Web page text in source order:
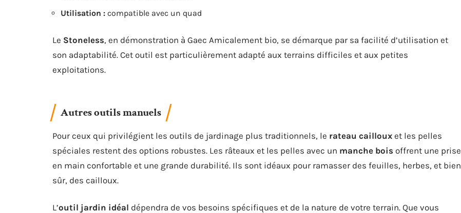
Utilisation : compatible avec un quad
Le Stoneless, en démonstration à Gaec Amicalement bio, se démarque par sa facilité d’utilisation et
son adaptabilité. Cet outil est particulièrement adapté aux terrains difficiles et aux petites
exploitations.
Autres outils manuels
Pour ceux qui privilégient les outils de jardinage plus traditionnels, le rateau cailloux et les pelles
spéciales restent des options robustes. Les râteaux et les pelles avec un manche bois offrent une prise
en main confortable et une grande durabilité. Ils sont idéaux pour ramasser des feuilles, herbes, et bien
sûr, des cailloux.
L’outil jardin idéal dépendra de vos besoins spécifiques et de la nature de votre terrain. Que vous